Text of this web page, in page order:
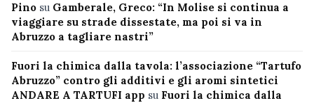
Pino su Gamberale, Greco: “In Molise si continua a
viaggiare su strade dissestate, ma poi si va in
Abruzzo a tagliare nastri”
Fuori la chimica dalla tavola: l’associazione “Tartufo
Abruzzo” contro gli additivi e gli aromi sintetici
ANDARE A TARTUFI app su Fuori la chimica dalla